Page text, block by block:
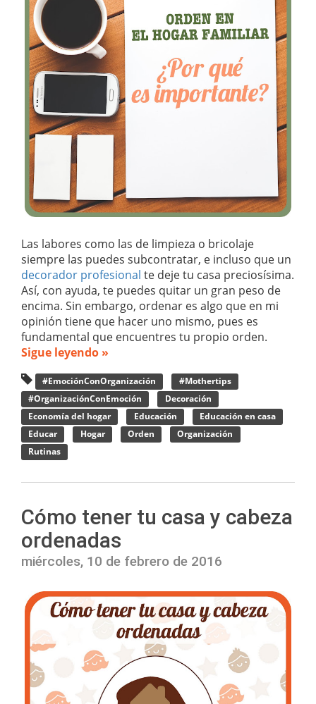
Las labores como las de limpieza o bricolaje
siempre las puedes subcontratar, e incluso que un
decorador profesional te deje tu casa preciosísima.
Así, con ayuda, te puedes quitar un gran peso de
encima. Sin embargo, ordenar es algo que en mi
opinión tiene que hacer uno mismo, pues es
fundamental que encuentres tu propio orden.
Sigue leyendo »
#EmociónConOrganización
#Mothertips
#OrganizaciónConEmoción
Decoración
Economía del hogar
Educación
Educación en casa
Educar
Hogar Orden
Organización
Rutinas
Cómo tener tu casa y cabeza
ordenadas
miércoles, 10 de febrero de 2016